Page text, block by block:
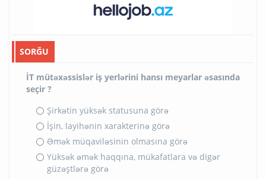
SORĞU
İT mütəxəssislər iş yerlərini hansı meyarlar əsasında
seçir ?
Şirkətin yüksək statusuna görə
İşin, layihənin xarakterinə görə
Əmək müqaviləsinin olmasına görə
Yüksək əmək haqqına, mükafatlara və digər
güzəştlərə görə